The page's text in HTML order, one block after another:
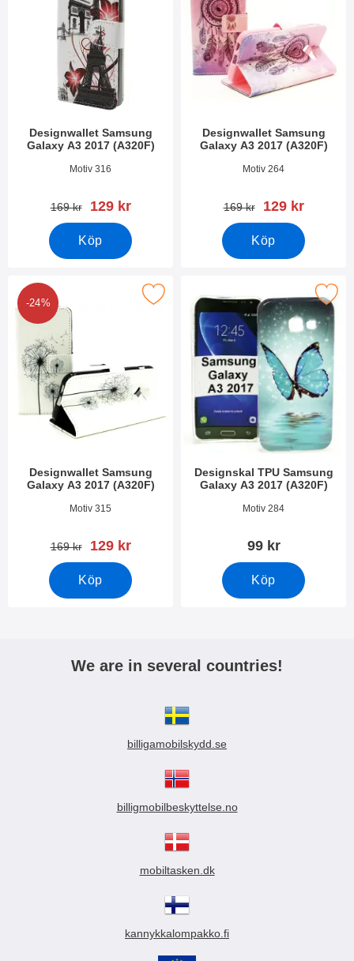
Designwallet Samsung
Galaxy A3 2017 (A320F)
Art. nr 21033Motiv 316
tidigare pris
169 kr rea pris
129 kr
Köp
Designwallet Samsung
Galaxy A3 2017 (A320F)
Art. nr 21032Motiv 264
tidigare pris
169 kr rea pris
129 kr
Köp
-24%
Designwallet Samsung
Galaxy A3 2017 (A320F)
Art. nr 21030Motiv 315
tidigare pris
169 kr rea pris
129 kr
Köp
designwallet Samsung Galaxy A3 2017 (A320F) som favorit
Designskal TPU Samsung
Galaxy A3 2017 (A320F)
Art. nr 21877Motiv 284
99 kr
Köp
Makera designskal TPU Samsung
We are in several countries!
billigamobilskydd.se
billigmobilbeskyttelse.no
mobiltasken.dk
kannykkalompakko.fi